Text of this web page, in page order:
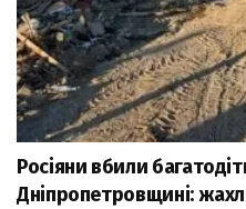
Росіяни вбили
Дніпропетровщині: